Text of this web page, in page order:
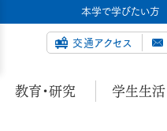
本学で学びたい方
教育・研究 学生生活
交通アクセス